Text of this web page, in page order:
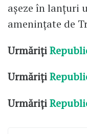
așeze în lanțuri
amenințate de
Urmăriți
Urmăriți
Urmăriți